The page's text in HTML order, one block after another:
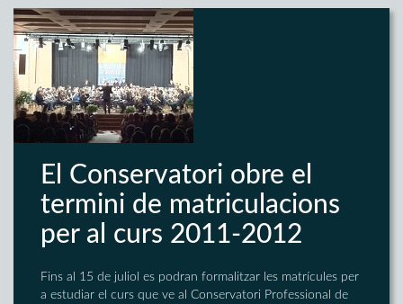
El Conservatori obre el
termini de matriculacions
per al curs 2011-2012
Fins al 15 de juliol es podran formalitzar les matrícules per
a estudiar el curs que ve al Conservatori Professional de